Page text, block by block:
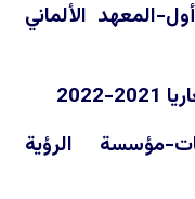
المعهد الألماني
مؤسسة الرؤية